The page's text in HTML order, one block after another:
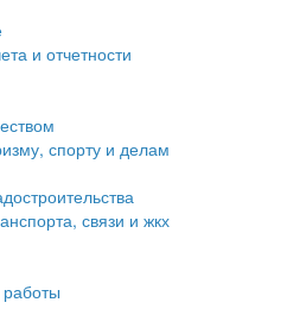
области
муниципального округа
ранее учтенных
субъектов малого и
и отчетности
спорту и делам
связи и жкх